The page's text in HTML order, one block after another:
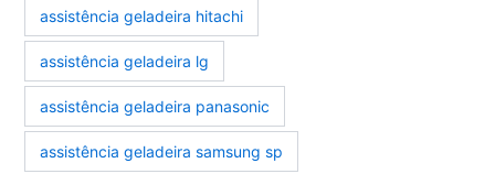
assistência geladeira hitachi
assistência geladeira lg
assistência geladeira panasonic
assistência geladeira samsung sp